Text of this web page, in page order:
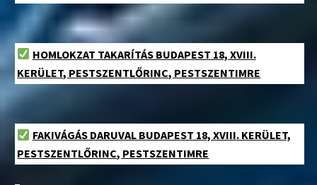
HOMLOKZAT TAKARÍTÁS BUDAPEST 18, XVIII.
KERÜLET, PESTSZENTLŐRINC, PESTSZENTIMRE
FAKIVÁGÁS DARUVAL BUDAPEST 18, XVIII. KERÜLET,
PESTSZENTLŐRINC, PESTSZENTIMRE